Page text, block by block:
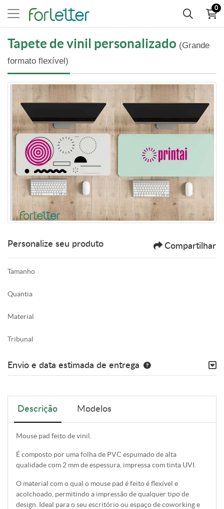
0
Tapete de vinil personalizado (Grande
formato flexível)
Personalize seu produto Compartilhar
Tamanho
Quantia
Material
Tribunal
Envio e data estimada de entrega
Descrição Modelos
Mouse pad feito de vinil.
É composto por uma folha de PVC espumado de alta
qualidade com 2 mm de espessura, impressa com tinta UVI.
O material com o qual o mouse pad é feito é flexível e
acolchoado, permitindo a impressão de qualquer tipo de
design. Ideal para o seu escritório ou espaço de coworking e